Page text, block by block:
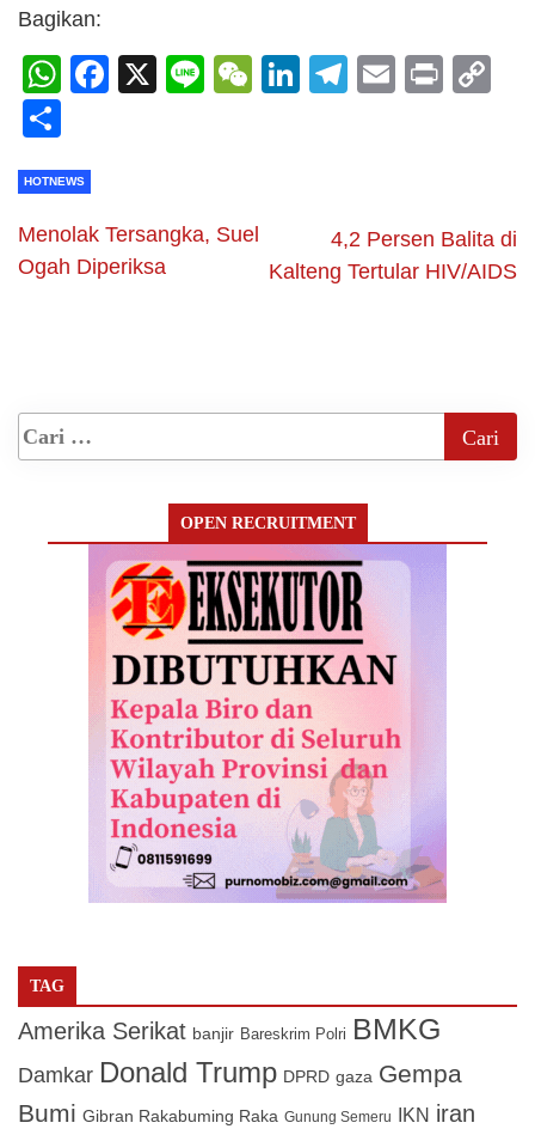
Bagikan:
WhatsApp
Facebook
X LineWeChat
LinkedIn
Telegram
Email
Print
HOTNEWS
Menolak Tersangka, Suel
Ogah Diperiksa
4,2 Persen Balita di
Kalteng Tertular HIV/AIDS
OPEN RECRUITMENT
TAG
Amerika Serikat banjir Bareskrim Polri BMKG
Damkar Donald Trump DPRD gaza Gempa
Bumi Gibran Rakabuming Raka Gunung Semeru IKN iran